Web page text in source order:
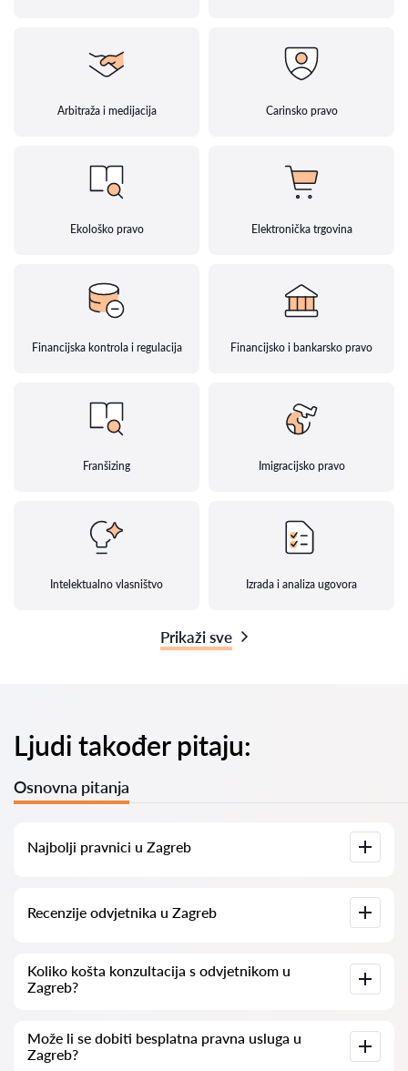
Arbitraža i medijacija Carinsko pravo
Ekološko pravo Elektronička trgovina
Financijska kontrola i regulacija Financijsko i bankarsko pravo
Franšizing Imigracijsko pravo
Intelektualno vlasništvo Izrada i analiza ugovora
Prikaži sve
Ljudi također pitaju:
Osnovna pitanja
Najbolji pravnici u Zagreb
informacijama. Cijene, recenzije, telefonski brojevi i adrese.
Recenzije odvjetnika u Zagreb
odvjetnicima. Ne brišemo negativne recenzije niti postoji
mogućnost njihovog lažnog povećavanja.
Koliko košta konzultacija s odvjetnikom u
Zagreb?
nadalje (cijene mogu varirati ovisno o složenosti pitanja i
obliku odgovora).
Može li se dobiti besplatna pravna usluga u
Zagreb?